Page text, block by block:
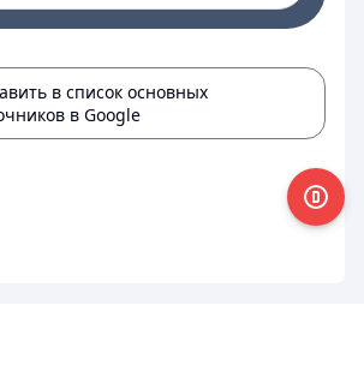
в список основных
в Google